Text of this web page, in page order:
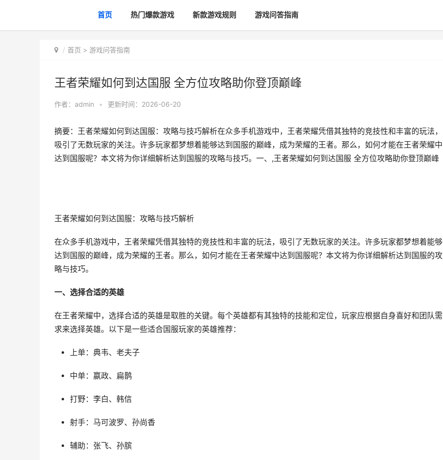
首页 热门爆款游戏 新款游戏规则 游戏问答指南
首页 > 游戏问答指南
王者荣耀如何到达国服 全方位攻略助你登顶巅峰
作者： admin • 更新时间：2026-06-20
摘要：王者荣耀如何到达国服：攻略与技巧解析在众多手机游戏中，王者荣耀凭借其独特的竞技性和丰富的玩法，
吸引了无数玩家的关注。许多玩家都梦想着能够达到国服的巅峰，成为荣耀的王者。那么，如何才能在王者荣耀中
达到国服呢？本文将为你详细解析达到国服的攻略与技巧。一、,王者荣耀如何到达国服 全方位攻略助你登顶巅峰
王者荣耀如何到达国服：攻略与技巧解析
在众多手机游戏中，王者荣耀凭借其独特的竞技性和丰富的玩法，吸引了无数玩家的关注。许多玩家都梦想着能够
达到国服的巅峰，成为荣耀的王者。那么，如何才能在王者荣耀中达到国服呢？本文将为你详细解析达到国服的攻
略与技巧。
一、选择合适的英雄
在王者荣耀中，选择合适的英雄是取胜的关键。每个英雄都有其独特的技能和定位，玩家应根据自身喜好和团队需
求来选择英雄。以下是一些适合国服玩家的英雄推荐：
上单：典韦、老夫子
中单：嬴政、扁鹊
打野：李白、韩信
射手：马可波罗、孙尚香
辅助：张飞、孙膑